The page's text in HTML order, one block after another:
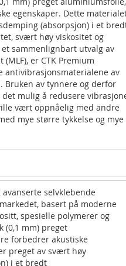
egenskaper. Dette
(absorpsjon) i et
svært høy viskositet og
sammenlignbart utvalg av
er CTK Premium
antivibrasjonsmaterialene av
Bruken av tynnere og derfor
mulig å redusere
vært oppnåelig med andre
mye større tykkelse og mye
avanserte selvklebende
basert på moderne
spesielle polymerer og
(0,1 mm) preget
forbedrer akustiske
preget av svært høy
i et bredt